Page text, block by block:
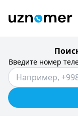
Введите номер